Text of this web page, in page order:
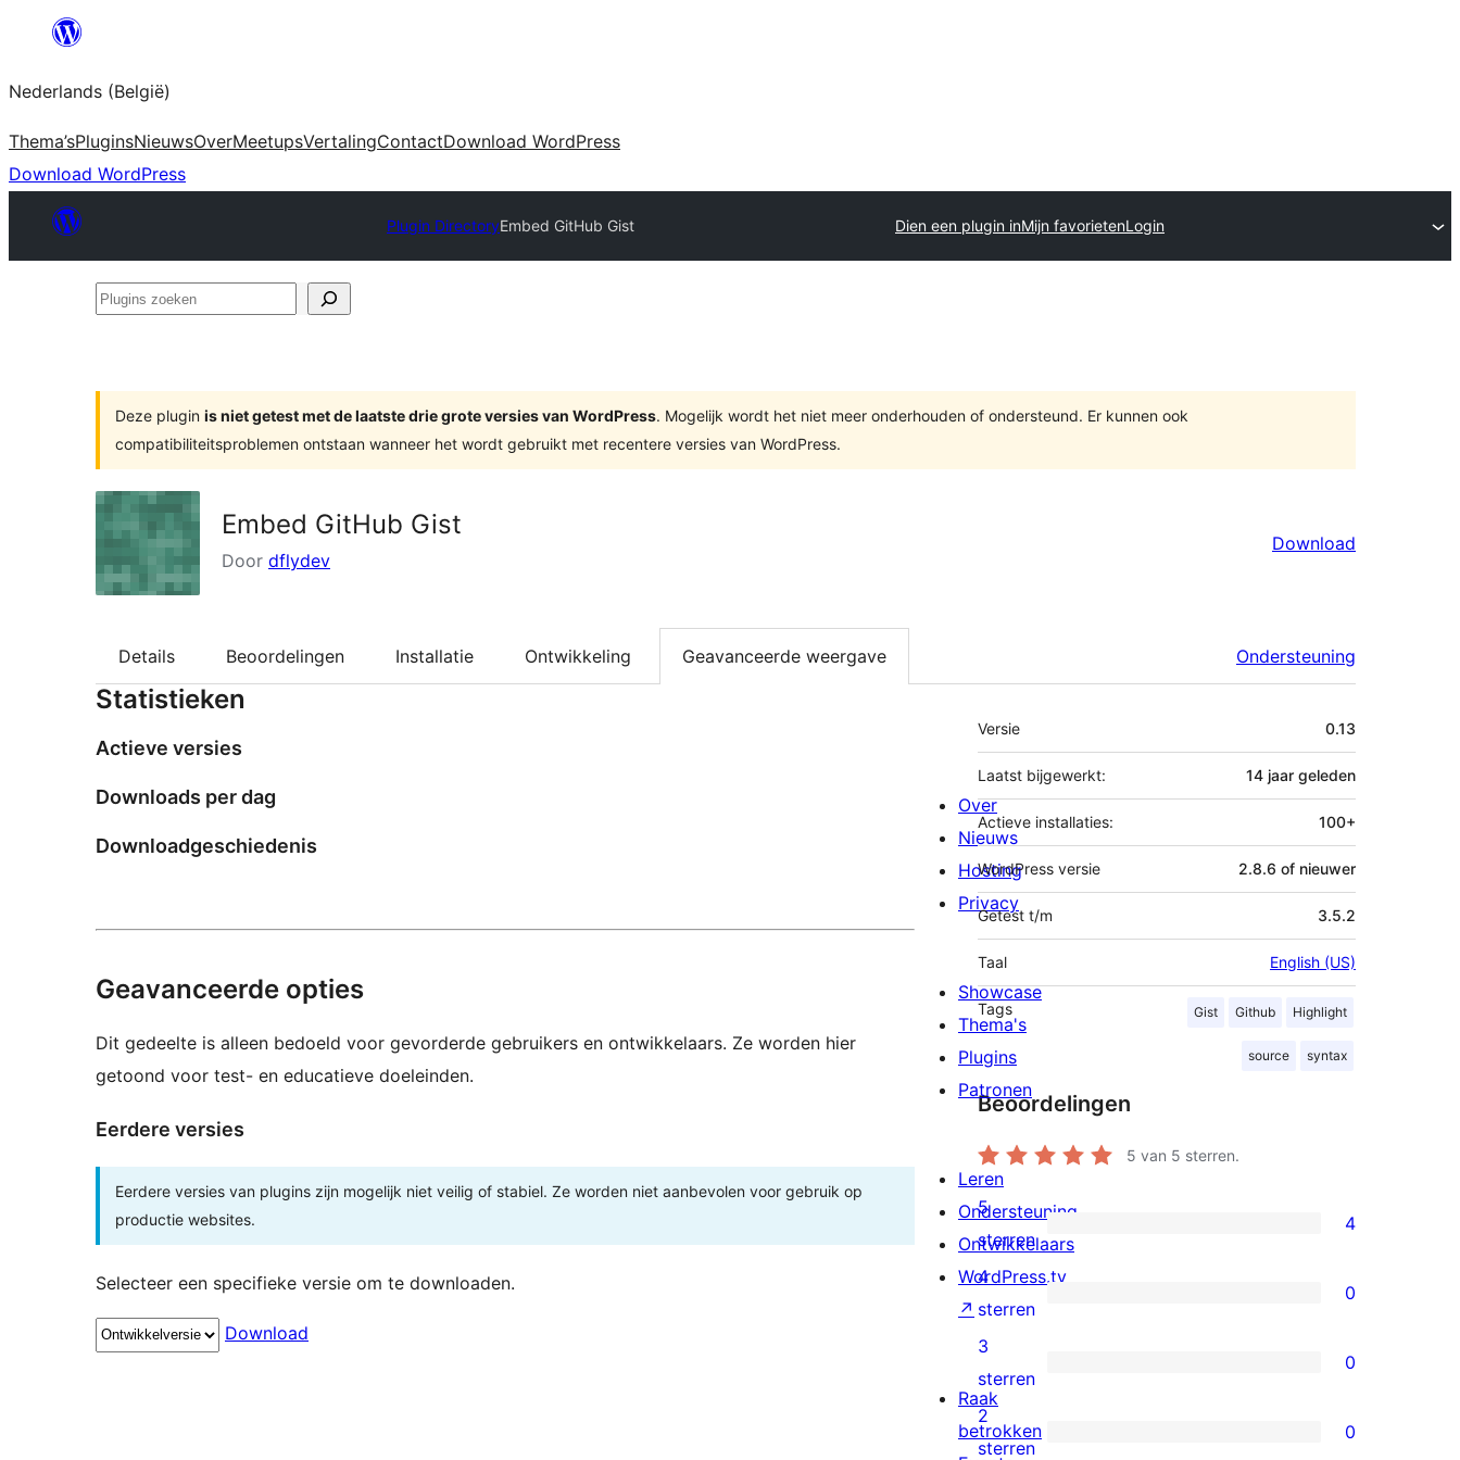
Spring
de
inhoud
Nederlands (België)
Thema’sPluginsNieuwsOverMeetupsVertalingContactDownload WordPress
Download WordPress
Plugin DirectoryEmbed GitHub Gist Dien een plugin inMijn favorietenLogin
Plugins
Deze plugin is niet getest met de laatste drie grote versies van WordPress. Mogelijk wordt het niet meer onderhouden of ondersteund. Er kunnen ook
compatibiliteitsproblemen ontstaan wanneer het wordt gebruikt met recentere versies van WordPress.
Embed GitHub Gist
Door dflydev
Download
Details Beoordelingen Installatie Ontwikkeling Geavanceerde weergave Ondersteuning
Statistieken
Actieve versies
Downloads per dag
Downloadgeschiedenis
Geavanceerde opties
Dit gedeelte is alleen bedoeld voor gevorderde gebruikers en ontwikkelaars. Ze worden hier
getoond voor test- en educatieve doeleinden.
Eerdere versies
Eerdere versies van plugins zijn mogelijk niet veilig of stabiel. Ze worden niet aanbevolen voor gebruik op
productie websites.
Selecteer een specifieke versie om te downloaden.
Download
Meta
Versie 0.13
Laatst bijgewerkt: 14 jaar geleden
Actieve installaties: 100+
WordPress versie 2.8.6 of nieuwer
Getest t/m 3.5.2
Taal English (US)
Tags Gist Github Highlight
source syntax
Beoordelingen
5 van 5 sterren.
4
5
sterren
beoordeling
5
sterren
4
0
4
sterren
beoordeling
4
sterren
0
0
3
sterren
3
sterren
0
0
2
sterren
0
Over
Nieuws
Hosting
Privacy
Showcase
Thema's
Plugins
Patronen
Leren
Ondersteuning
Ontwikkelaars
WordPress.tv
↗
Raak
betrokken